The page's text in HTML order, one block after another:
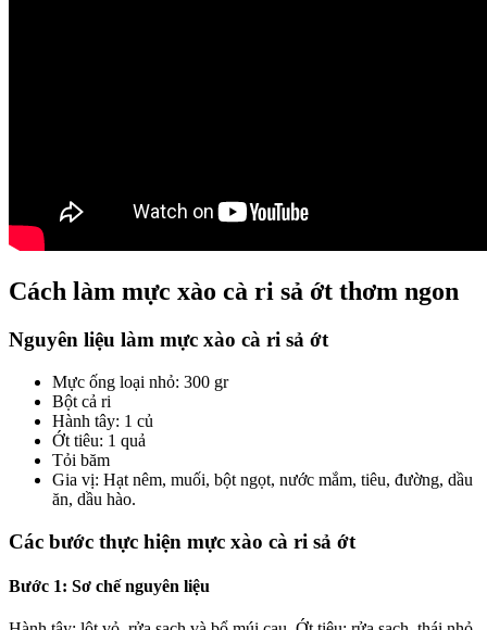
Cách làm mực xào cà ri sả ớt thơm ngon
Nguyên liệu làm mực xào cà ri sả ớt
Mực ống loại nhỏ: 300 gr
Bột cả ri
Hành tây: 1 củ
Ớt tiêu: 1 quả
Tỏi băm
Gia vị: Hạt nêm, muối, bột ngọt, nước mắm, tiêu, đường, dầu
ăn, dầu hào.
Các bước thực hiện mực xào cà ri sả ớt
Bước 1: Sơ chế nguyên liệu